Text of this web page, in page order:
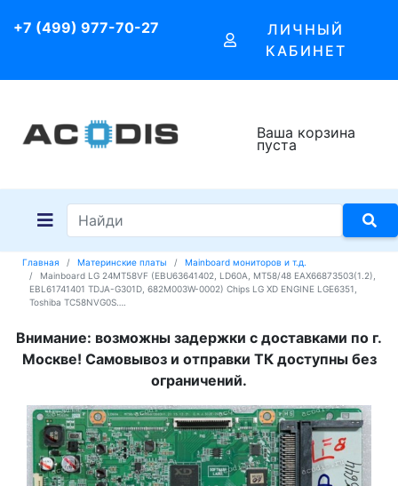
+7 (499) 977-70-27
ЛИЧНЫЙ
КАБИНЕТ
Ваша корзина
пуста
Главная Материнские платы
Mainboard мониторов и т.д.
Mainboard LG 24MT58VF (EBU63641402, LD60A, MT58/48 EAX66873503(1.2),
EBL61741401 TDJA-G301D, 682M003W-0002) Chips LG XD ENGINE LGE6351,
Toshiba TC58NVG0S….
Внимание: возможны задержки с доставками по г.
Москве! Самовывоз и отправки ТК доступны без
ограничений.